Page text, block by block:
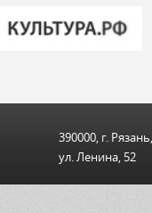
390000, г. Рязань,
ул. Ленина, 52